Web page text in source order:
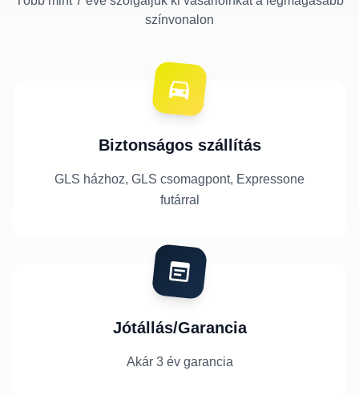
színvonalon
Biztonságos szállítás
GLS házhoz, GLS csomagpont, Expressone
futárral
Jótállás/Garancia
Akár 3 év garancia